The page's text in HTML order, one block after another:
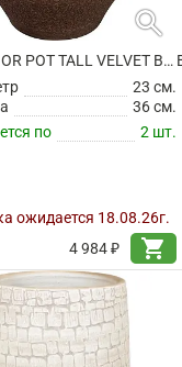
search
ВАЗА NOOR POT TALL VELVET BROWN
23 см.
36 см.
по
2 шт.
ожидается 18.08.26г.
4 984 ₽
shopping_cart